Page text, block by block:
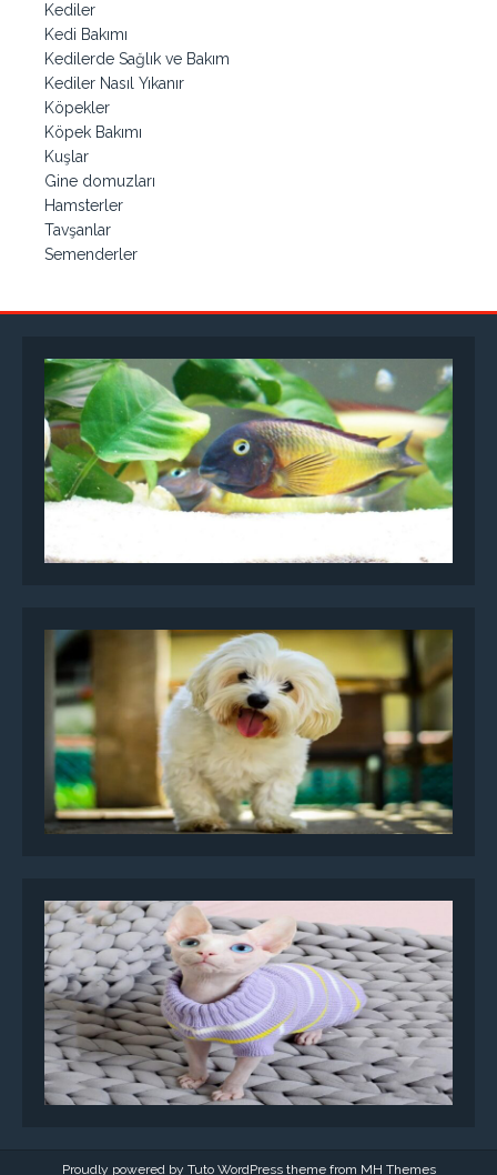
Kediler
Kedi Bakımı
Kedilerde Sağlık ve Bakım
Kediler Nasıl Yıkanır
Köpekler
Köpek Bakımı
Kuşlar
Gine domuzları
Hamsterler
Tavşanlar
Semenderler
Proudly powered by Tuto WordPress theme from MH Themes